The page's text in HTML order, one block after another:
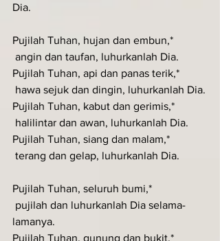
Dia.
Pujilah Tuhan, hujan dan embun,*
angin dan taufan, luhurkanlah Dia.
Pujilah Tuhan, api dan panas terik,*
hawa sejuk dan dingin, luhurkanlah Dia.
Pujilah Tuhan, kabut dan gerimis,*
halilintar dan awan, luhurkanlah Dia.
Pujilah Tuhan, siang dan malam,*
terang dan gelap, luhurkanlah Dia.
Pujilah Tuhan, seluruh bumi,*
lamanya.
Pujilah Tuhan, gunung dan bukit,*